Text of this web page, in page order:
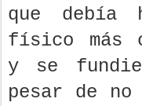
que debía
físico más
y se
pesar de